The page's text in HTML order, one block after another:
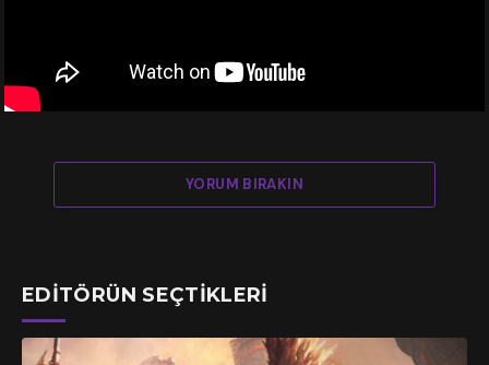
YORUM BIRAKIN
EDITÖRÜN SEÇTIKLERI